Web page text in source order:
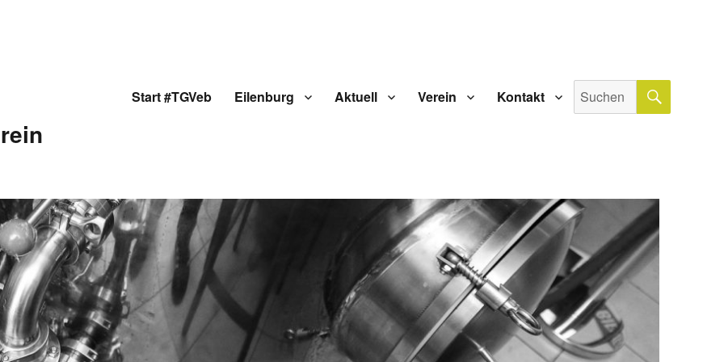
Start #TGVeb Eilenburg Aktuell Verein Kontakt
Suche
nach: